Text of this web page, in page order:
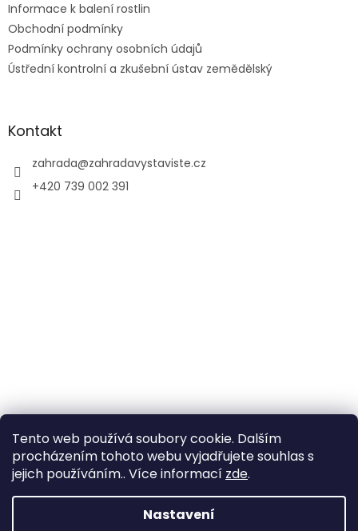
Tento web používá soubory cookie. Dalším
procházením tohoto webu vyjadřujete souhlas s
jejich používáním.. Více informací zde.
Nastavení
Informace k balení rostlin
Obchodní podmínky
Podmínky ochrany osobních údajů
Ústřední kontrolní a zkušební ústav zemědělský
Kontakt
zahrada@zahradavystaviste.cz
+420 739 002 391
Vytvořil Shoptet